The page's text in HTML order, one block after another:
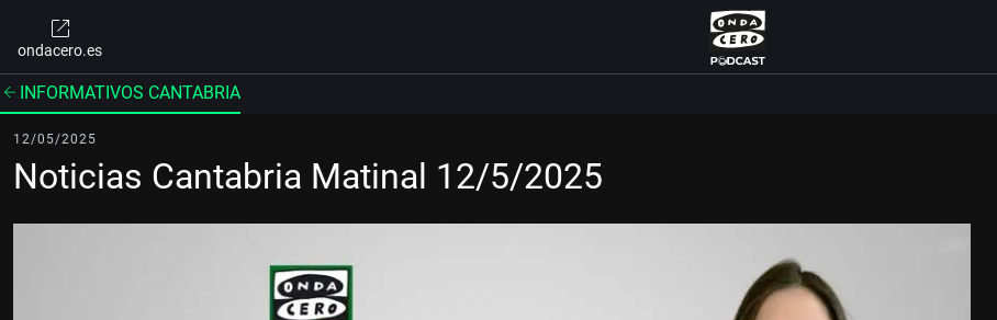
ondacero.es
INFORMATIVOS CANTABRIA
12/05/2025
Noticias Cantabria Matinal 12/5/2025